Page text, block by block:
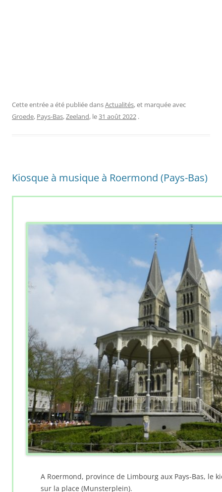
Cette entrée a été publiée dansActualités, et marquée avec
Groede, Pays-Bas,Zeeland, le31 août 2022 .
Kiosque à musique à Roermond (Pays-Bas)
A Roermond, province de Limbourg aux Pays-Bas, le
sur la place (Munsterplein).